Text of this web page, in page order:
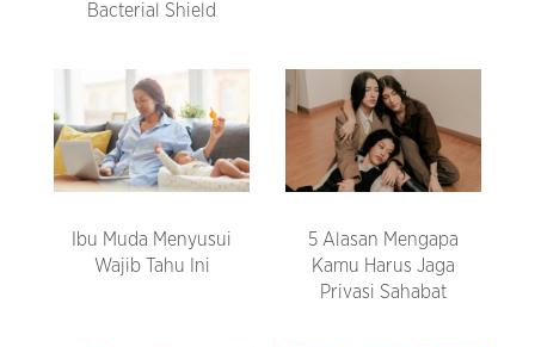
Bacterial Shield
Ibu Muda Menyusui
Wajib Tahu Ini
5 Alasan Mengapa
Kamu Harus Jaga
Privasi Sahabat